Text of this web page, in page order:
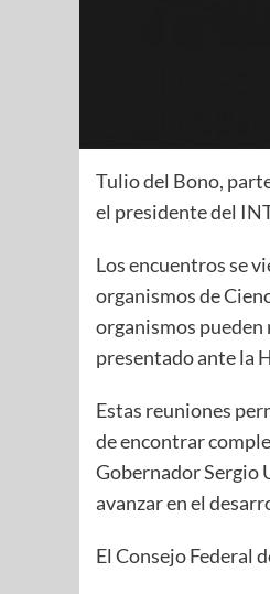
Tulio del Bono,
el presidente del
Los encuentros se
organismos de
organismos pueden
presentado ante la
Estas reuniones
de encontrar
Gobernador Sergio
avanzar en el
El Consejo Federal